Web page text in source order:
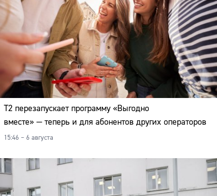
Т2 перезапускает программу «Выгодно
вместе» — теперь и для абонентов других операторов
15:46 – 6 августа